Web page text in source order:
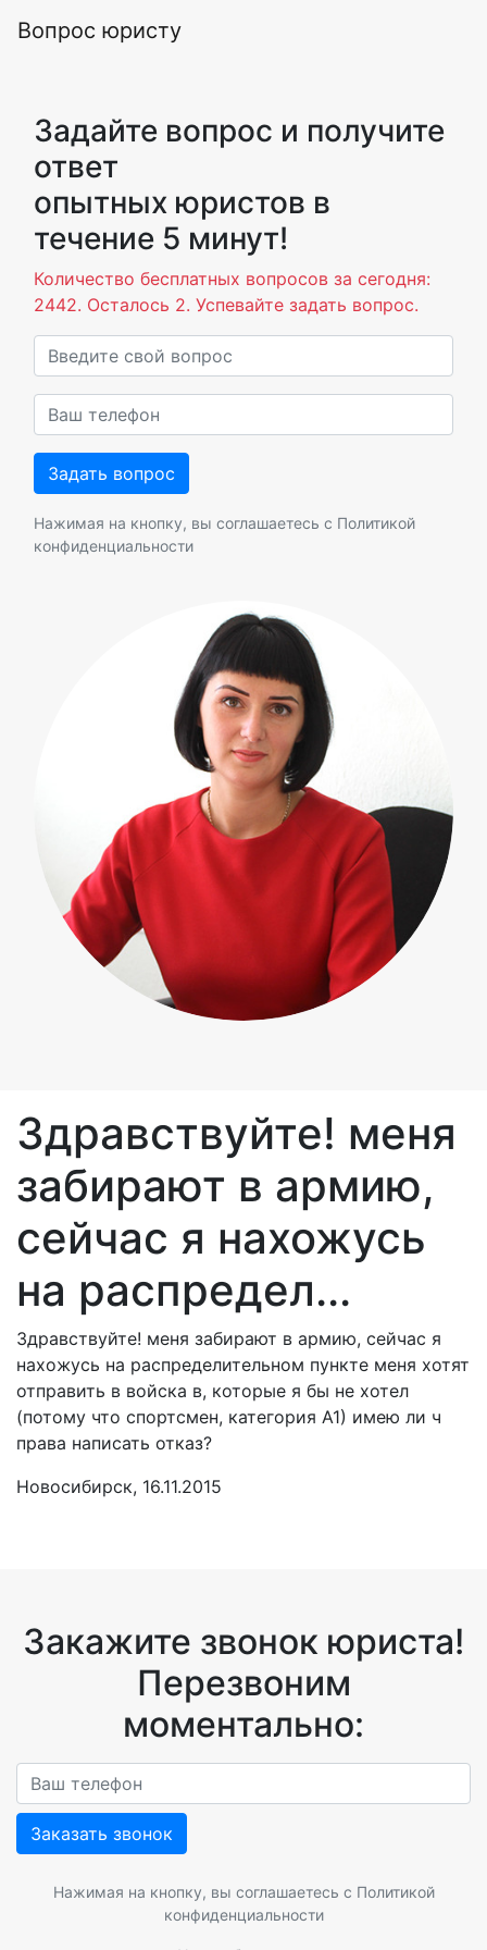
Вопрос юристу
Задайте вопрос и получите
ответ
опытных юристов в
течение 5 минут!
Количество бесплатных вопросов за сегодня:
2442. Осталось 2. Успевайте задать вопрос.
Нажимая на кнопку, вы соглашаетесь с Политикой
конфиденциальности
Здравствуйте! меня
забирают в армию,
сейчас я нахожусь
на распредел...
Здравствуйте! меня забирают в армию, сейчас я
нахожусь на распределительном пункте меня хотят
отправить в войска в, которые я бы не хотел
(потому что спортсмен, категория А1) имею ли ч
права написать отказ?
Новосибирск, 16.11.2015
Закажите звонок юриста!
Перезвоним
моментально:
Заказать звонок
Нажимая на кнопку, вы соглашаетесь с Политикой
конфиденциальности